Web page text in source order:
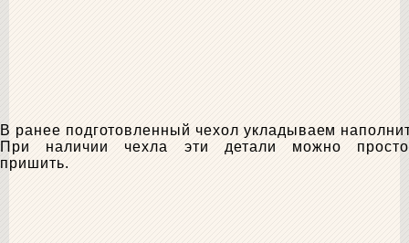
В ранее подготовленный чехол укладываем
При наличии чехла эти детали можно просто
пришить.